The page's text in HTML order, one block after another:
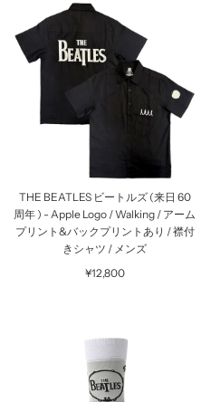
THE BEATLES ビートルズ (来日 60
周年 ) - Apple Logo / Walking / アーム
プリント&バックプリントあり / 襟付
きシャツ / メンズ
¥12,800